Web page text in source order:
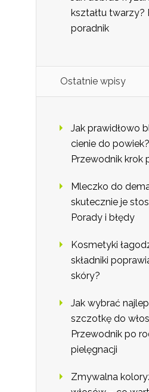
kształtu twarzy?
poradnik
Ostatnie wpisy
Jak prawidłowo
cienie do powiek?
Przewodnik krok
Mleczko do
skutecznie je
Porady i błędy
Kosmetyki
składniki
skóry?
Jak wybrać
szczotkę do
Przewodnik po
pielęgnacji
Zmywalna